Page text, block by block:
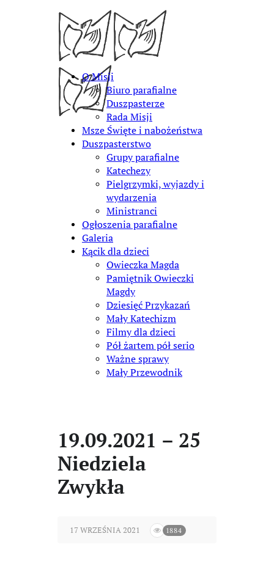
O Misji
Biuro parafialne
Duszpasterze
Rada Misji
Msze Święte i nabożeństwa
Duszpasterstwo
Grupy parafialne
Katechezy
Pielgrzymki, wyjazdy i
wydarzenia
Ministranci
Ogłoszenia parafialne
Galeria
Kącik dla dzieci
Owieczka Magda
Pamiętnik Owieczki
Magdy
Dziesięć Przykazań
Mały Katechizm
Filmy dla dzieci
Pół żartem pół serio
Ważne sprawy
Mały Przewodnik
19.09.2021 – 25
Niedziela
Zwykła
17 WRZEŚNIA 2021 1884